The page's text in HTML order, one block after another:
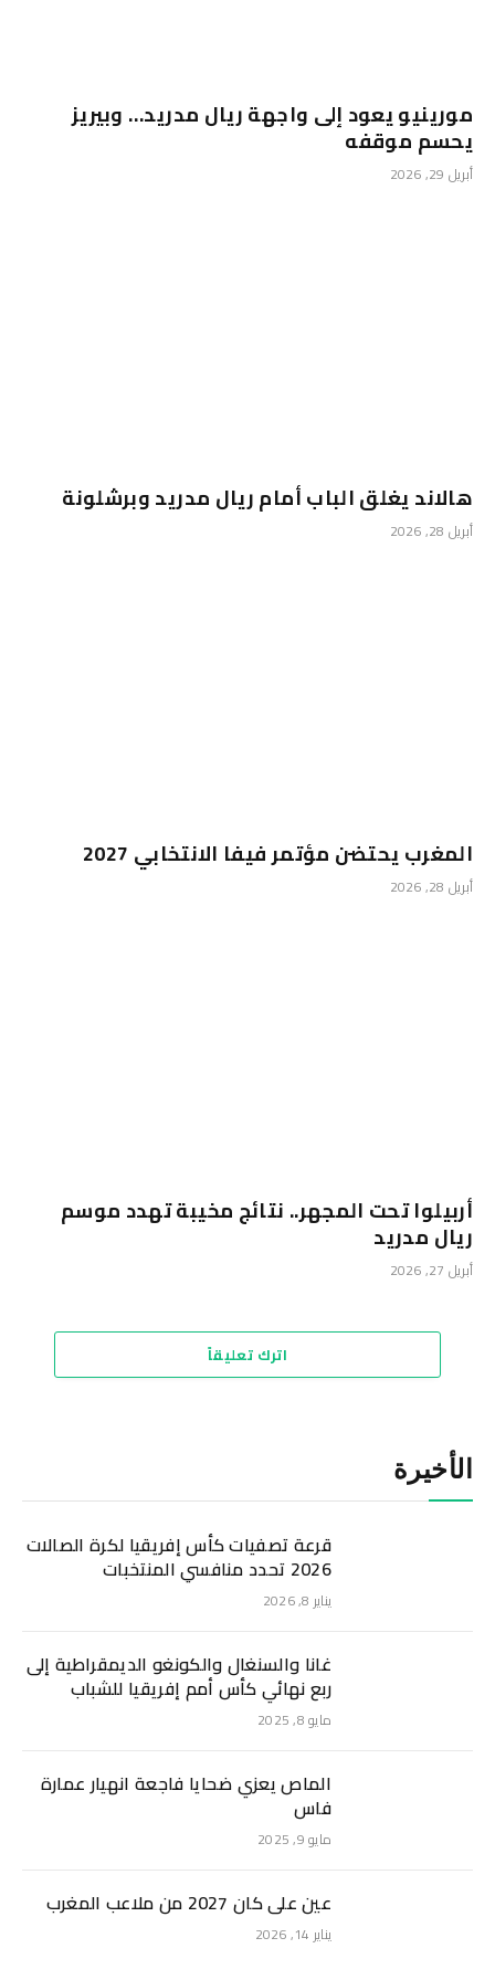
مورينيو يعود إلى واجهة ريال مدريد… وبيريز
يحسم موقفه
أبريل 29, 2026
هالاند يغلق الباب أمام ريال مدريد وبرشلونة
أبريل 28, 2026
المغرب يحتضن مؤتمر فيفا الانتخابي 2027
أبريل 28, 2026
أربيلوا تحت المجهر.. نتائج مخيبة تهدد موسم
ريال مدريد
أبريل 27, 2026
اترك تعليقاً
الأخيرة
قرعة تصفيات كأس إفريقيا لكرة الصالات
2026 تحدد منافسي المنتخبات
يناير 8, 2026
غانا والسنغال والكونغو الديمقراطية إلى
ربع نهائي كأس أمم إفريقيا للشباب
مايو 8, 2025
الماص يعزي ضحايا فاجعة انهيار عمارة
فاس
مايو 9, 2025
عين على كان 2027 من ملاعب المغرب
يناير 14, 2026